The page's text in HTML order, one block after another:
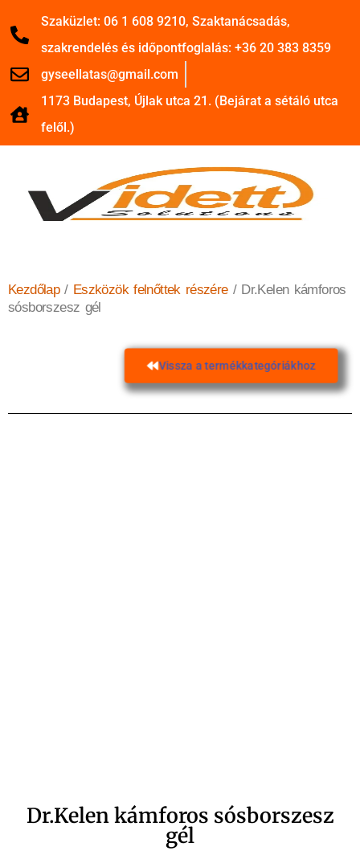
Szaküzlet: 06 1 608 9210, Szaktanácsadás,
szakrendelés és időpontfoglalás: +36 20 383 8359
gyseellatas@gmail.com
1173 Budapest, Újlak utca 21. (Bejárat a sétáló utca
felől.)
Kezdőlap/ Eszközök felnőttek részére/ Dr.Kelen kámforos
sósborszesz gél
Vissza a termékkategóriákhoz
Dr.Kelen kámforos sósborszesz
gél